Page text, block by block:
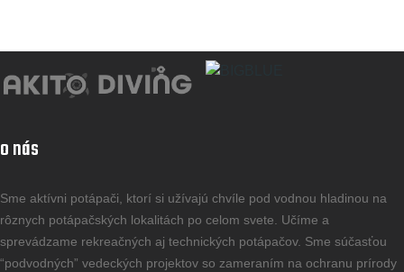
o nás
Sme aktívni potápači, ktorí si užívajú chvíle pod vodnou hladinou na
rôznych potápačských lokalitách po celom svete. Učíme a
sprevádzame rekreačných aj technických potápačov. Sme súčasťou
“podvodných” vedeckých projektov so zameraním na ochranu prírody